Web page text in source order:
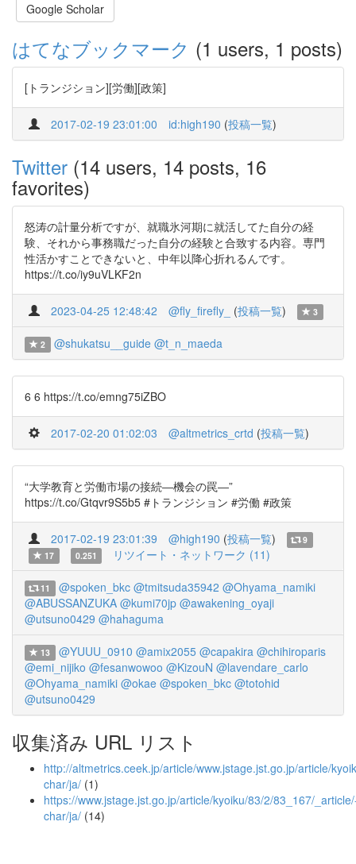
Google Scholar
はてなブックマーク (1 users, 1 posts)
[トランジション][労働][政策]
2017-02-19 23:01:00 id:high190 (投稿一覧)
Twitter (14 users, 14 posts, 16
favorites)
怒涛の計量分析ですが、就職氷河期に就活してた自分の経
験、それから事務職だった自分の経験と合致する内容。専門
性活かすことできないと、中年以降心折れるんです。
https://t.co/iy9uVLKF2n
2023-04-25 12:48:42 @fly_firefly_ (投稿一覧) 3
2 @shukatsu__guide @t_n_maeda
6 6 https://t.co/emng75iZBO
2017-02-20 01:02:03 @altmetrics_crtd (投稿一覧)
“大学教育と労働市場の接続―機会の罠―”
https://t.co/Gtqvr9S5b5 #トランジション #労働 #政策
2017-02-19 23:01:39 @high190 (投稿一覧)
9
17
0.251 リツイート・ネットワーク (11)
11 @spoken_bkc @tmitsuda35942 @Ohyama_namiki
@ABUSSANZUKA @kumi70jp @awakening_oyaji
@utsuno0429 @hahaguma
13 @YUUU_0910 @amix2055 @capakira @chihiroparis
@emi_nijiko @fesanwowoo @KizouN @lavendare_carlo
@Ohyama_namiki @okae @spoken_bkc @totohid
@utsuno0429
収集済み URL リスト
http://altmetrics.ceek.jp/article/www.jstage.jst.go.jp/article/
char/ja/ (1)
https://www.jstage.jst.go.jp/article/kyoiku/83/2/83_167/
char/ja/ (14)